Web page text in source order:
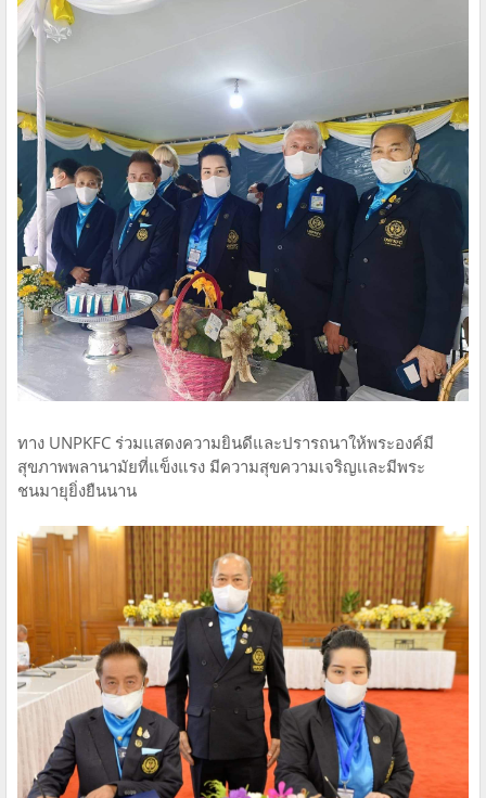
ทาง UNPKFC ร่วมแสดงความยินดีและปรารถนาให้พระองค์มี
สุขภาพพลานามัยที่แข็งแรง มีความสุขความเจริญเเละมีพระ
ชนมายุยิ่งยืนนาน